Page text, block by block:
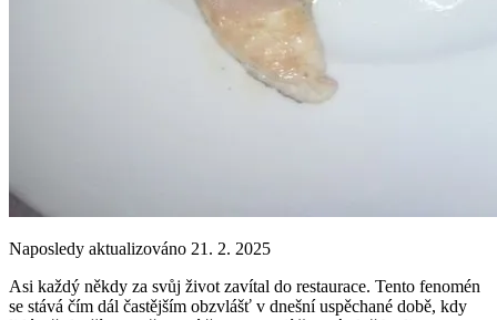
Naposledy aktualizováno 21. 2. 2025
Asi každý někdy za svůj život zavítal do restaurace. Tento fenomén
se stává čím dál častějším obzvlášť v dnešní uspěchané době, kdy